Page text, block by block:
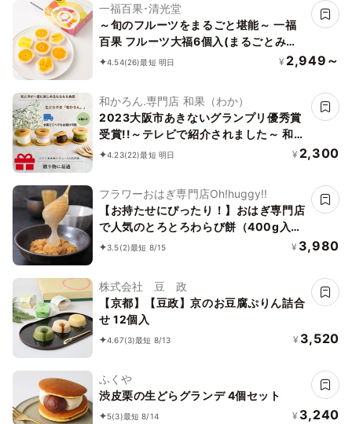
一福百果･清光堂
～旬のフルーツをまるごと堪能～ 一福
百果 フルーツ大福6個入(まるごとみか
ん3個、紅まどんな大福、島八朔大福、
4.54(26)最短 明日 ¥ 2,949～
和かろん.専門店 和果（わか）
2023大阪市あきないグランプリ優秀賞
受賞!!～テレビで紹介されました～ 和か
ろん。4個入り
4.23(22)最短 明日 ¥ 2,300
フラワーおはぎ専門店Oh!huggy!!
【お持たせにぴったり！】おはぎ専門店
で人気のとろとろわらび餅（400g入り
×2個セット）お中元2026
3.5(2)最短 8/15 ¥ 3,980
株式会社 豆 政
【京都】【豆政】京のお豆腐ぷりん詰合
せ 12個入
4.67(3)最短 8/13 ¥ 3,520
ふくや
渋皮栗の生どらグランデ 4個セット
5(3)最短 8/14 ¥ 3,240